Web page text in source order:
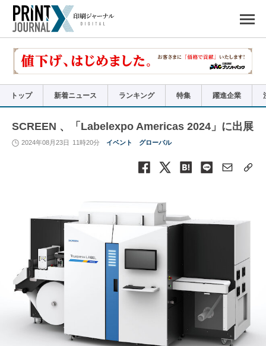
で
リ
トップ 新着ニュース ランキング 特集 躍進企業
SCREEN 、「Labelexpo Americas 2024」に出展
2024年08月23日 11時20分 イベント グローバル